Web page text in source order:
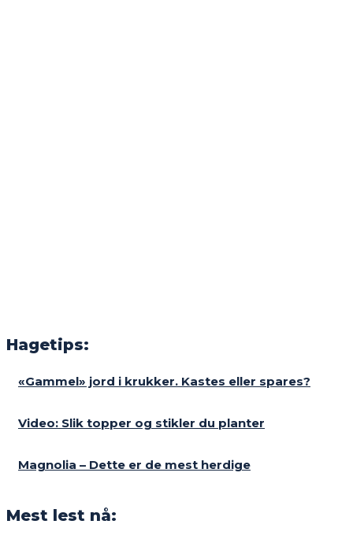
Hagetips:
«Gammel» jord i krukker. Kastes eller spares?
Video: Slik topper og stikler du planter
Magnolia – Dette er de mest herdige
Mest lest nå: